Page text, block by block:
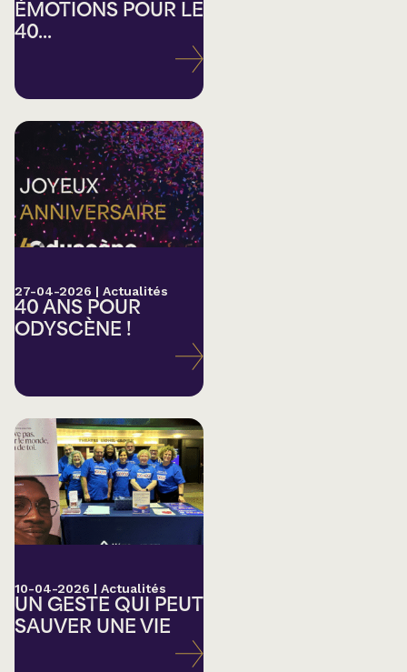
ÉMOTIONS POUR LE
40...
27-04-2026 | Actualités
40 ANS POUR
ODYSCÈNE !
10-04-2026 | Actualités
UN GESTE QUI PEUT
SAUVER UNE VIE